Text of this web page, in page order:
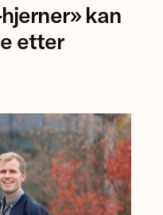
kan
etter